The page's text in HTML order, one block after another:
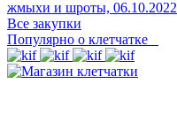
жмыхи и шроты, 06.10.2022
Все закупки
Популярно о клетчатке